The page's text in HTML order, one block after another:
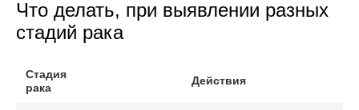
Что делать, при выявлении разных
стадий рака
Стадия
рака
Действия